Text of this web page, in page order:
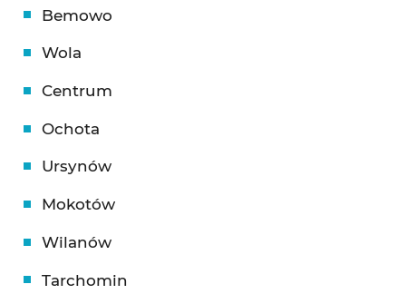
Bemowo
Wola
Centrum
Ochota
Ursynów
Mokotów
Wilanów
Tarchomin